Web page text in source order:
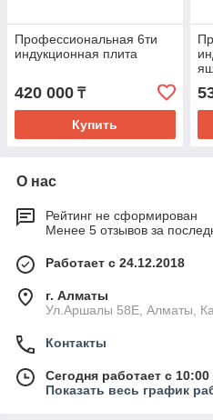
Профессиональная 6ти
индукционная плита
420 000 ₸
Купить
О нас
Рейтинг не сформирован
Менее 5 отзывов за
Работает с 24.12.2018
г. Алматы
Ул.Аршалы 58Е, Алматы,
Контакты
Сегодня работает с
Показать весь график